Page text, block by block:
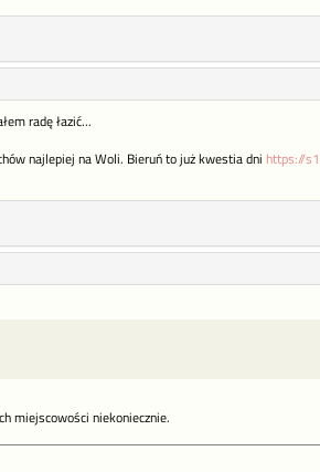
radę łazić...
najlepiej na Woli. Bieruń to już kwestia dni https://
miejscowości niekoniecznie.